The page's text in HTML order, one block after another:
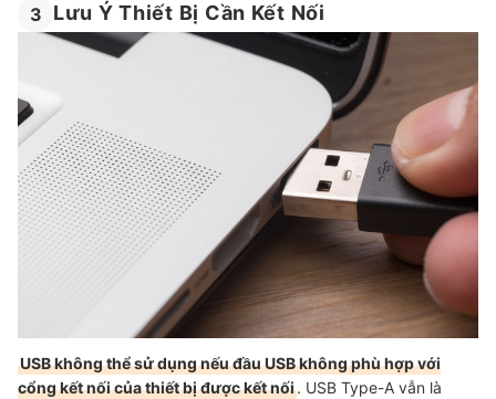
3 Lưu Ý Thiết Bị Cần Kết Nối
USB không thể sử dụng nếu đầu USB không phù hợp với
cổng kết nối của thiết bị được kết nối. USB Type-A vẫn là